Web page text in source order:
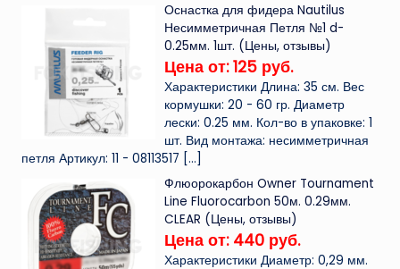
Оснастка для фидера Nautilus
Несимметричная Петля №1 d-
0.25мм. 1шт. (Цены, отзывы)
Цена от: 125 руб.
Характеристики Длина: 35 см. Вес
кормушки: 20 - 60 гр. Диаметр
лески: 0.25 мм. Кол-во в упаковке: 1
шт. Вид монтажа: несимметричная
петля Артикул: 11 - 08113517 […]
Флюорокарбон Owner Tournament
Line Fluorocarbon 50м. 0.29мм.
CLEAR (Цены, отзывы)
Цена от: 440 руб.
Характеристики Диаметр: 0,29 мм.